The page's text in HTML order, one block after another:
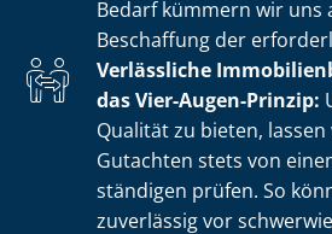
Bedarf kümmern wir uns
Beschaffung der
Verlässliche
das Vier-Augen-Prinzip:
Qualität zu bieten,
Gutachten stets von
stän­di­gen prüfen. So
zuverlässig vor